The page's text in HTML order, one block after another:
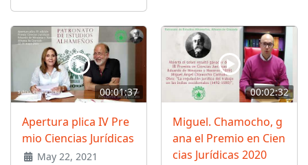
00:01:37
Apertura plica IV Pre
mio Ciencias Jurídicas
May 22, 2021
00:02:32
Miguel. Chamocho, g
ana el Premio en Cien
cias Jurídicas 2020